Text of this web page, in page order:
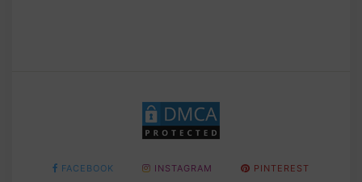
FACEBOOK INSTAGRAM
PINTEREST